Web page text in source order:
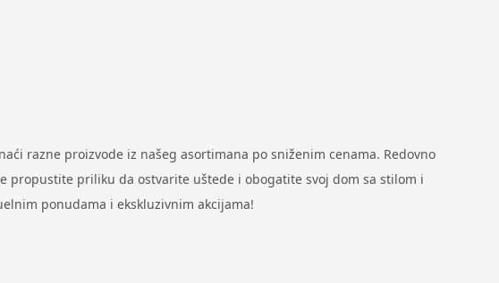
razne proizvode iz našeg asortimana po sniženim cenama. Redovno
priliku da ostvarite uštede i obogatite svoj dom sa stilom i
ponudama i ekskluzivnim akcijama!